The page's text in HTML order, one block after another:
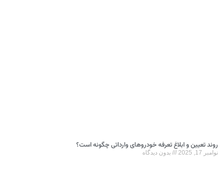
روند تعیین و ابلاغ تعرفه‌ خودروهای وارداتی چگونه است؟
نوامبر 17, 2025 بدون دیدگاه